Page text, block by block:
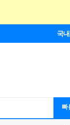
국
빠